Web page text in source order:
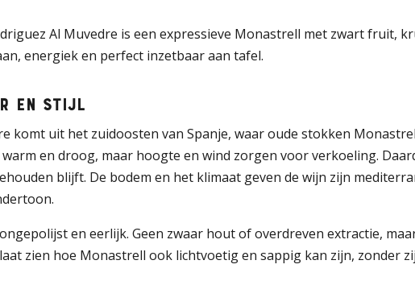
Al Muvedre is een expressieve Monastrell met zwart fruit,
energiek en perfect inzetbaar aan tafel.
en stijl
komt uit het zuidoosten van Spanje, waar oude stokken
warm en droog, maar hoogte en wind zorgen voor verkoeling.
blijft. De bodem en het klimaat geven de wijn zijn
en eerlijk. Geen zwaar hout of overdreven extractie,
zien hoe Monastrell ook lichtvoetig en sappig kan zijn, zonder